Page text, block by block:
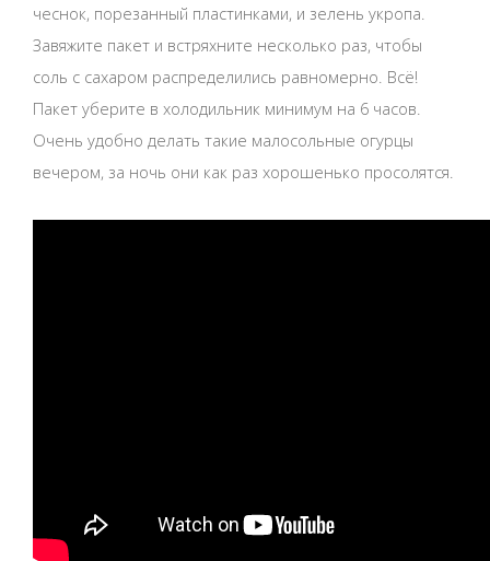
чеснок, порезанный пластинками, и зелень укропа.
Завяжите пакет и встряхните несколько раз, чтобы
соль с сахаром распределились равномерно. Всё!
Пакет уберите в холодильник минимум на 6 часов.
Очень удобно делать такие малосольные огурцы
вечером, за ночь они как раз хорошенько просолятся.